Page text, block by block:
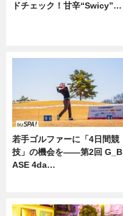
ドチェック！甘辛“Swicy”…
若手ゴルファーに「4日間競
技」の機会を——第2回 G_B
ASE 4da…